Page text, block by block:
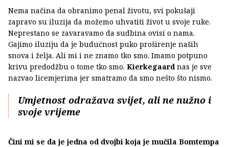
Nema načina da obranimo penal životu, svi pokušaji
zapravo su iluzija da možemo uhvatiti život u svoje ruke.
Neprestano se zavaravamo da sudbina ovisi o nama.
Gajimo iluziju da je budućnost puko proširenje naših
snova i želja. Ali mi i ne znamo tko smo. Imamo potpuno
krivu predodžbu o tome tko smo. Kierkegaard nas je sve
nazvao licemjerima jer smatramo da smo nešto što nismo.
Umjetnost odražava svijet, ali ne nužno i
svoje vrijeme
Čini mi se da je jedna od dvojbi koja je mučila Bomtempa